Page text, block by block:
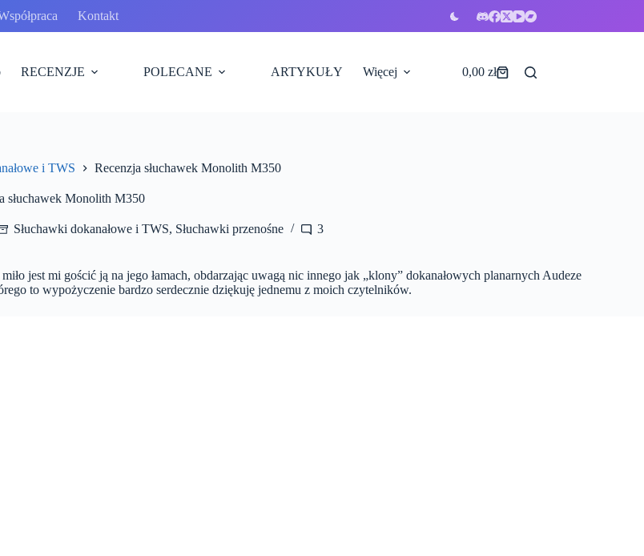
Kontakt
RECENZJE POLECANE ARTYKUŁY Więcej Koszyk
0,00 zł
i TWS Recenzja słuchawek Monolith M350
słuchawek Monolith M350
Słuchawki dokanałowe i TWS, Słuchawki przenośne 3
jest mi gościć ją na jego łamach, obdarzając uwagą nic innego jak „klony” dokanałowych planarnych Audeze
to wypożyczenie bardzo serdecznie dziękuję jednemu z moich czytelników.